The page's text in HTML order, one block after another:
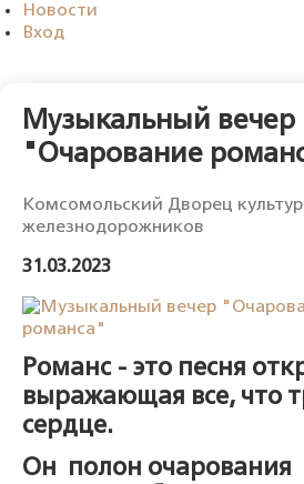
Новости
Вход
Музыкальный вечер
"Очарование
Комсомольский Дворец
железнодорожников
31.03.2023
Романс - это песня
выражающая все, что
сердце.
Он полон очарования